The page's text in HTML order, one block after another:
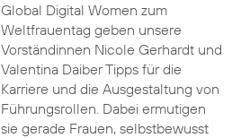
Global Digital Women zum
Weltfrauentag geben unsere
Vorständinnen Nicole Gerhardt und
Valentina Daiber Tipps für die
Karriere und die Ausgestaltung von
Führungsrollen. Dabei ermutigen
sie gerade Frauen, selbstbewusst